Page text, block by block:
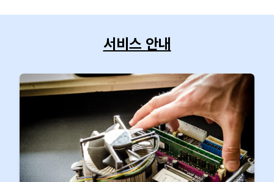
서비스 안내